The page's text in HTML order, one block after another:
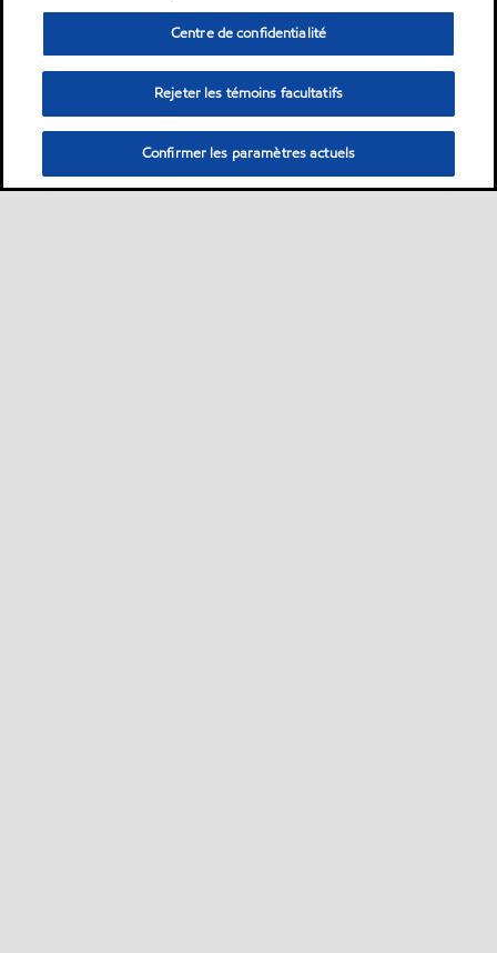
Centre de confidentialité
Rejeter les témoins facultatifs
Confirmer les paramètres actuels